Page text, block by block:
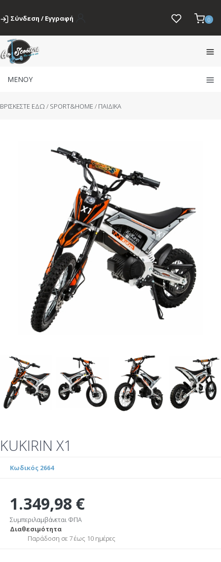
Σύνδεση / Εγγραφή 0
ΜΕΝΟΥ
BΡΙΣΚΕΣΤΕ ΕΔΩ / SPORT&HOME/ ΠΑΙΔΙΚΑ
KUKIRIN X1
Κωδικός 2664
1.349,98 €
Συμπεριλαμβάνεται ΦΠΑ
Διαθεσιμότητα
Παράδοση σε 7 έως 10 ημέρες